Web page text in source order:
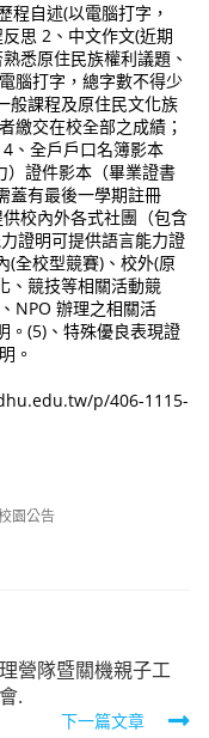
程自述(以電腦打字，
思 2、中文作文(近期
悉原住民族權利議題、
腦打字，總字數不得少
般課程及原住民文化族
繳交在校全部之成績；
、全戶戶口名簿影本
）證件影本（畢業證書
蓋有最後一學期註冊
校內外各式社團（包含
證明可提供語言能力證
(全校型競賽)、校外(原
、競技等相關活動競
NPO 辦理之相關活
。(5)、特殊優良表現證
。
p/406-1115-
園公告
營隊暨關機親子工
.
下一篇文章